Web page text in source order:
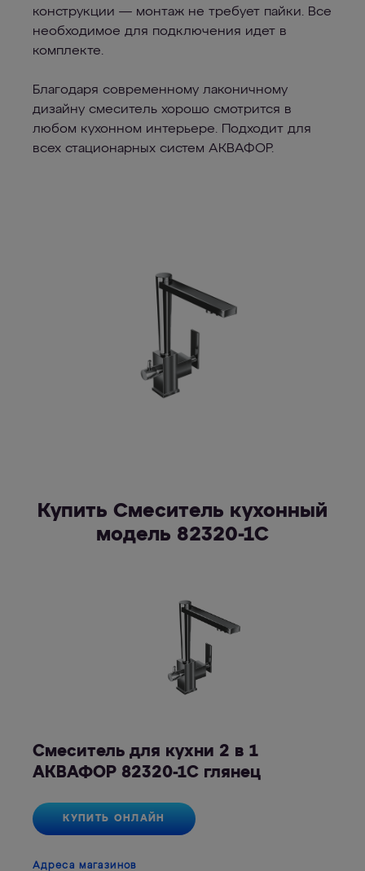
конструкции — монтаж не требует пайки. Все
необходимое для подключения идет в
комплекте.
Благодаря современному лаконичному
дизайну смеситель хорошо смотрится в
любом кухонном интерьере. Подходит для
всех стационарных систем АКВАФОР.
Купить Смеситель кухонный
модель 82320-1C
Смеситель для кухни 2 в 1
АКВАФОР 82320-1C глянец
КУПИТЬ ОНЛАЙН
Адреса магазинов